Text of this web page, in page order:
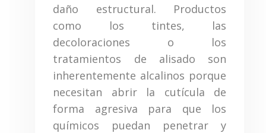
daño estructural. Productos
como los tintes, las
decoloraciones o los
tratamientos de alisado son
inherentemente alcalinos porque
necesitan abrir la cutícula de
forma agresiva para que los
químicos puedan penetrar y